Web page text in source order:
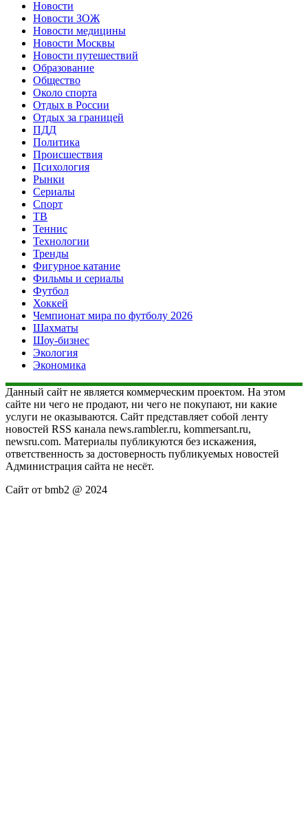
Новости
Новости ЗОЖ
Новости медицины
Новости Москвы
Новости путешествий
Образование
Общество
Около спорта
Отдых в России
Отдых за границей
ПДД
Политика
Происшествия
Психология
Рынки
Сериалы
Спорт
ТВ
Теннис
Технологии
Тренды
Фигурное катание
Фильмы и сериалы
Футбол
Хоккей
Чемпионат мира по футболу 2026
Шахматы
Шоу-бизнес
Экология
Экономика
Данный сайт не является коммерческим проектом. На этом
сайте ни чего не продают, ни чего не покупают, ни какие
услуги не оказываются. Сайт представляет собой ленту
новостей RSS канала news.rambler.ru, kommersant.ru,
newsru.com. Материалы публикуются без искажения,
ответственность за достоверность публикуемых новостей
Администрация сайта не несёт.
Сайт от bmb2 @ 2024